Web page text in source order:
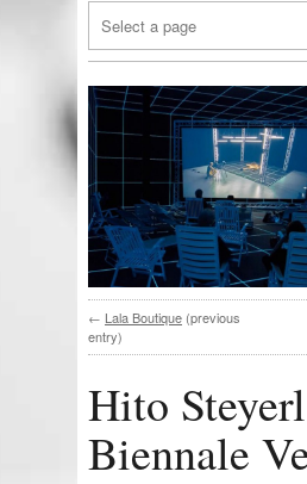
← Lala Boutique (previous
entry)
Hito
Biennale